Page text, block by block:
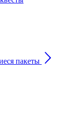
пакеты